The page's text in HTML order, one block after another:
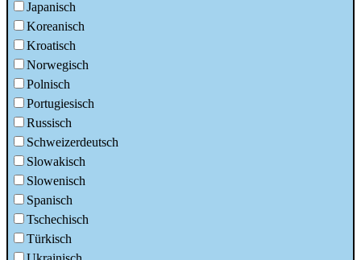
Japanisch
Koreanisch
Kroatisch
Norwegisch
Polnisch
Portugiesisch
Russisch
Schweizerdeutsch
Slowakisch
Slowenisch
Spanisch
Tschechisch
Türkisch